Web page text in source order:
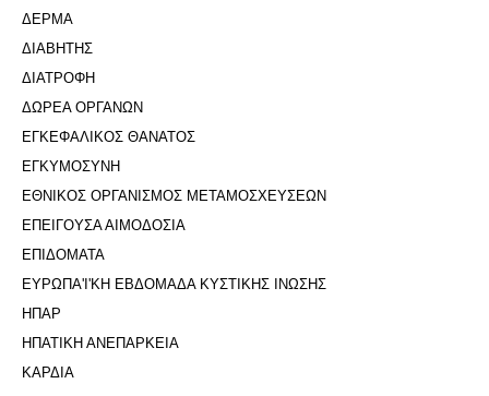
ΔΕΡΜΑ
ΔΙΑΒΗΤΗΣ
ΔΙΑΤΡΟΦΗ
ΔΩΡΕΑ ΟΡΓΑΝΩΝ
ΕΓΚΕΦΑΛΙΚΟΣ ΘΑΝΑΤΟΣ
ΕΓΚΥΜΟΣΥΝΗ
ΕΘΝΙΚΟΣ ΟΡΓΑΝΙΣΜΟΣ ΜΕΤΑΜΟΣΧΕΥΣΕΩΝ
ΕΠΕΙΓΟΥΣΑ ΑΙΜΟΔΟΣΙΑ
ΕΠΙΔΟΜΑΤΑ
ΕΥΡΩΠΑ'Ι'ΚΗ ΕΒΔΟΜΑΔΑ ΚΥΣΤΙΚΗΣ ΙΝΩΣΗΣ
ΗΠΑΡ
ΗΠΑΤΙΚΗ ΑΝΕΠΑΡΚΕΙΑ
ΚΑΡΔΙΑ